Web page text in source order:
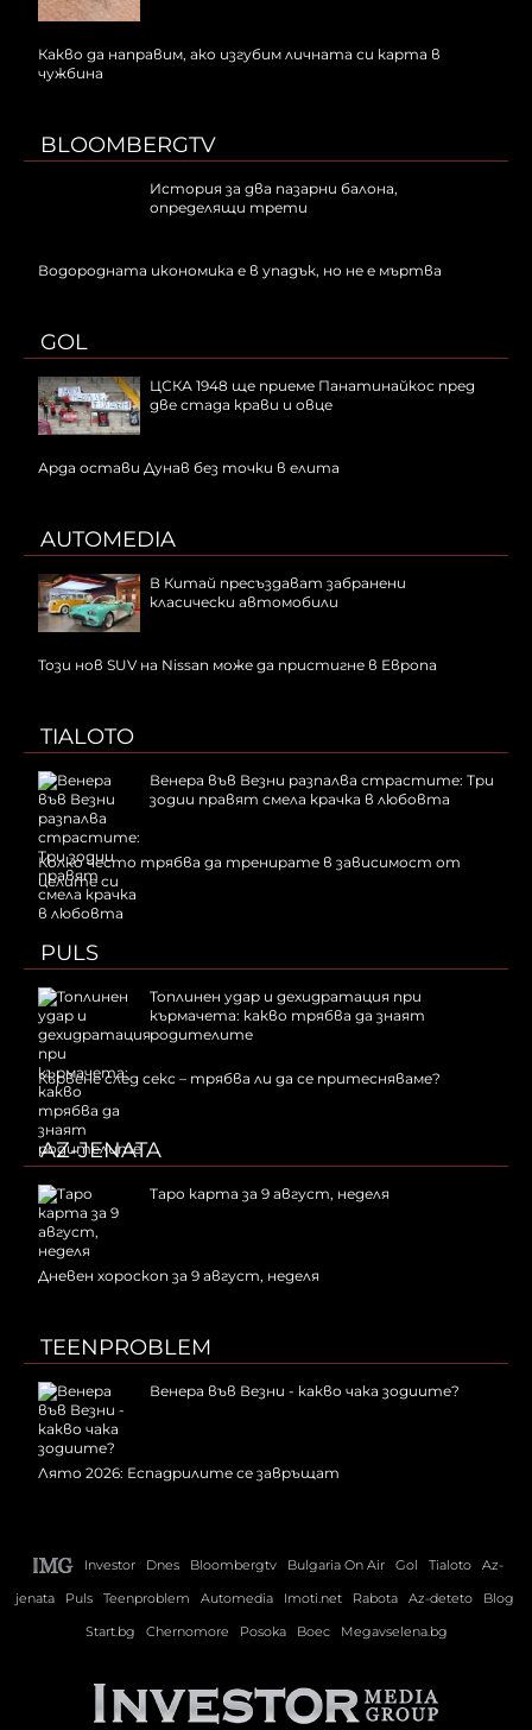
Какво да направим, ако изгубим личната си карта в
чужбина
BLOOMBERGTV
История за два пазарни балона,
определящи трети
Водородната икономика е в упадък, но не е мъртва
GOL
ЦСКА 1948 ще приеме Панатинайкос пред
две стада крави и овце
Арда остави Дунав без точки в елита
AUTOMEDIA
В Китай пресъздават забранени
класически автомобили
Този нов SUV на Nissan може да пристигне в Европа
TIALOTO
Венера във Везни разпалва страстите: Три
зодии правят смела крачка в любовта
Колко често трябва да тренирате в зависимост от
целите си
PULS
Топлинен удар и дехидратация при
кърмачета: какво трябва да знаят
родителите
Кървене след секс – трябва ли да се притесняваме?
AZ-JENATA
Таро карта за 9 август, неделя
Дневен хороскоп за 9 август, неделя
TEENPROBLEM
Венера във Везни - какво чака зодиите?
Лято 2026: Еспадрилите се завръщат
Investor Dnes Bloombergtv Bulgaria On Air Gol Tialoto
Az-
jenata
Puls Teenproblem Automedia Imoti.net Rabota Az-deteto
Blog
Start.bg
Chernomore Posoka Boec Megavselena.bg